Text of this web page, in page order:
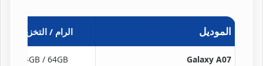
الموديل الرام / التخزين
Galaxy A07
4GB / 64GB